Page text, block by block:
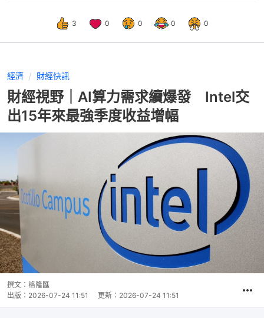
3 0 0 0 0
經濟 財經快訊
財經視野｜AI算力需求續爆發 Intel交
出15年來最強季度收益增幅
撰文： 格隆匯
出版： 2026-07-24 11:51 更新： 2026-07-24 11:51